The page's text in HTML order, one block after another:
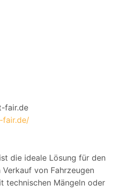
fair.de
die ideale Lösung für den
von Fahrzeugen
technischen Mängeln oder